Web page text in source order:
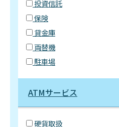
投資信託
保険
貸金庫
両替機
駐車場
ATMサービス
硬貨取扱